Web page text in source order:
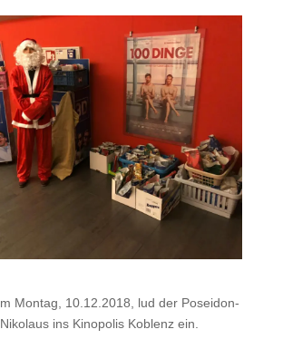
m Montag, 10.12.2018, lud der Poseidon-
Nikolaus ins Kinopolis Koblenz ein.